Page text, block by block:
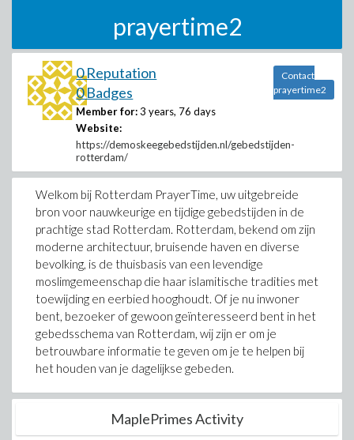
prayertime2
0 Reputation
0 Badges
Member for: 3 years, 76 days
Website:
https://demoskeegebedstijden.nl/gebedstijden-
rotterdam/
Contact
prayertime2
Welkom bij Rotterdam PrayerTime, uw uitgebreide
bron voor nauwkeurige en tijdige gebedstijden in de
prachtige stad Rotterdam. Rotterdam, bekend om zijn
moderne architectuur, bruisende haven en diverse
bevolking, is de thuisbasis van een levendige
moslimgemeenschap die haar islamitische tradities met
toewijding en eerbied hooghoudt. Of je nu inwoner
bent, bezoeker of gewoon geïnteresseerd bent in het
gebedsschema van Rotterdam, wij zijn er om je
betrouwbare informatie te geven om je te helpen bij
het houden van je dagelijkse gebeden.
MaplePrimes Activity